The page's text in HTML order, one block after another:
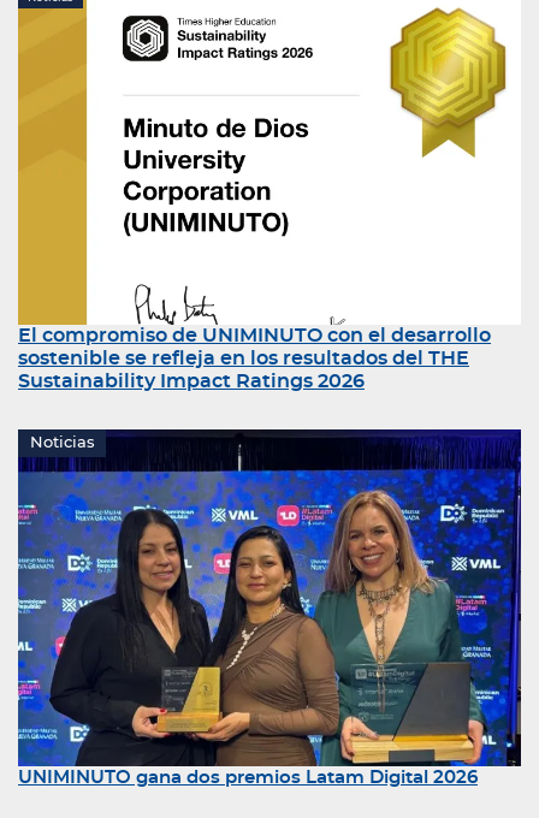
El compromiso de UNIMINUTO con el desarrollo
sostenible se refleja en los resultados del THE
Sustainability Impact Ratings 2026
Noticias
UNIMINUTO gana dos premios Latam Digital 2026